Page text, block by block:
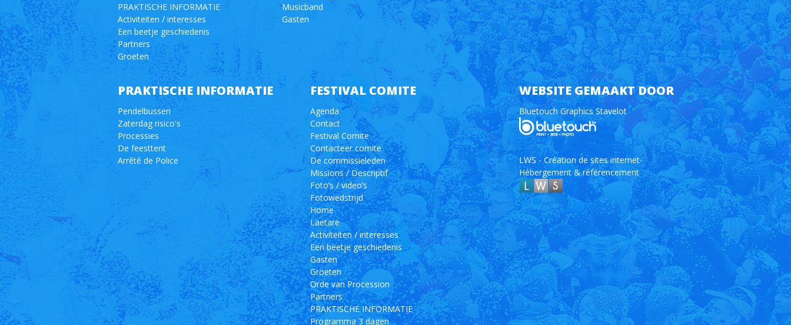
PRAKTISCHE INFORMATIE
Activiteiten / interesses
Een beetje geschiedenis
Partners
Groeten
Musicband
Gasten
PRAKTISCHE INFORMATIE
Pendelbussen
Zaterdag risico's
Processies
De feesttent
Arrêté de Police
FESTIVAL COMITE
Agenda
Contact
Festival Comite
Contacteer comite
De commissieleden
Missions / Descriptif
Foto’s / video’s
Fotowedstrijd
Home
Laetare
Activiteiten / interesses
Een beetje geschiedenis
Gasten
Groeten
Orde van Procession
Partners
PRAKTISCHE INFORMATIE
Programma 3 dagen
WEBSITE GEMAAKT DOOR
Bluetouch Graphics Stavelot
LWS - Création de sites internet-
Hébergement & référencement